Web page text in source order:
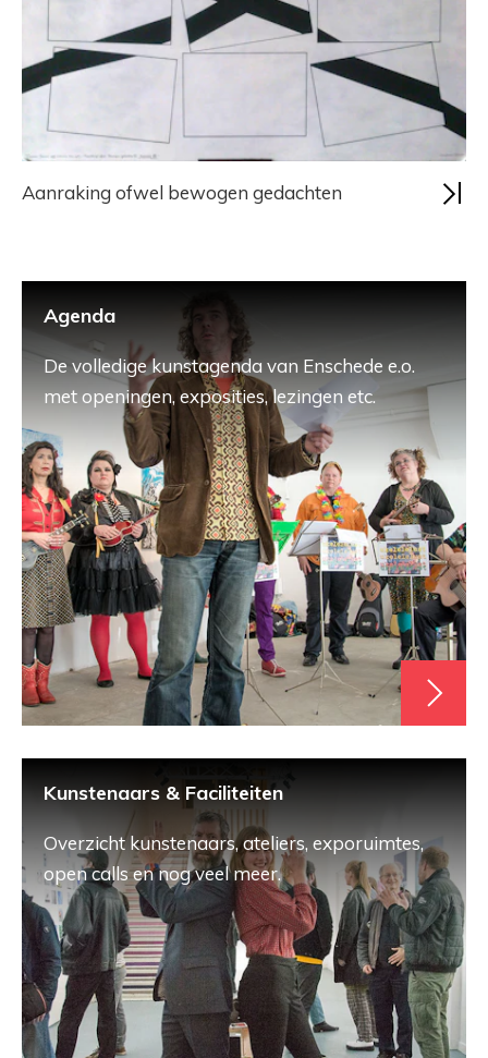
Aanraking ofwel bewogen gedachten
Agenda
De volledige kunstagenda van Enschede e.o.
met openingen, exposities, lezingen etc.
Kunstenaars & Faciliteiten
Overzicht kunstenaars, ateliers, exporuimtes,
open calls en nog veel meer.